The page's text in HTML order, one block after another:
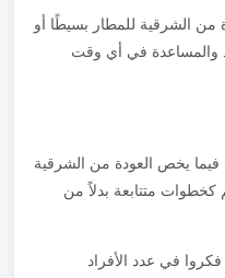
الشرقية للمطار بسيطًا أو
والمساعدة في أي وقت
يخص العودة من الشرقية
متتابعة بدلاً من
في عدد الأفراد